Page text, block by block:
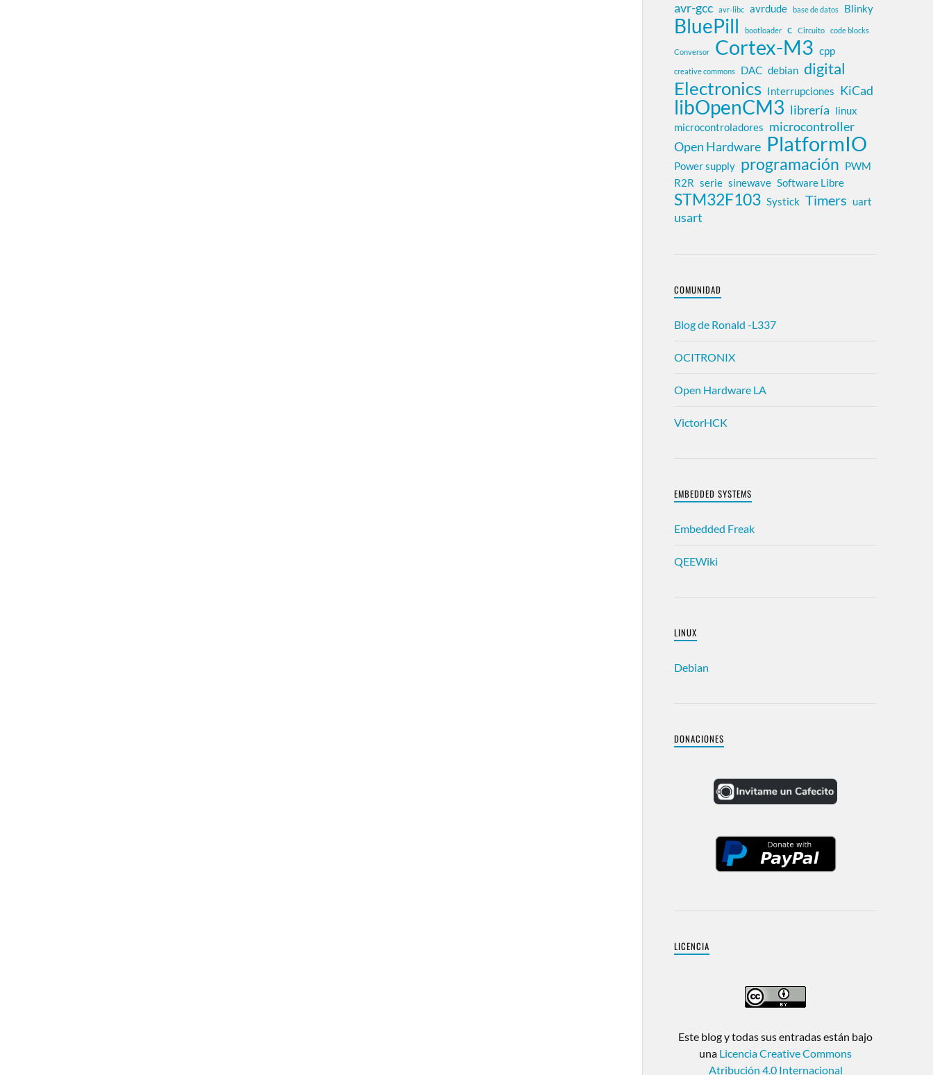
avr-gcc avr-libc avrdude base de datos Blinky
BluePill bootloader c Circuito code blocks
Conversor Cortex-M3 cpp
creative commons DAC debian digital
Electronics Interrupciones KiCad
libOpenCM3 librería linux
microcontroladores microcontroller
Open Hardware PlatformIO
Power supply programación PWM
R2R serie sinewave Software Libre
STM32F103 Systick Timers uart
usart
COMUNIDAD
Blog de Ronald -L337
OCITRONIX
Open Hardware LA
VictorHCK
EMBEDDED SYSTEMS
Embedded Freak
QEEWiki
LINUX
Debian
DONACIONES
LICENCIA
Este blog y todas sus entradas están bajo
una Licencia Creative Commons
Atribución 4.0 Internacional